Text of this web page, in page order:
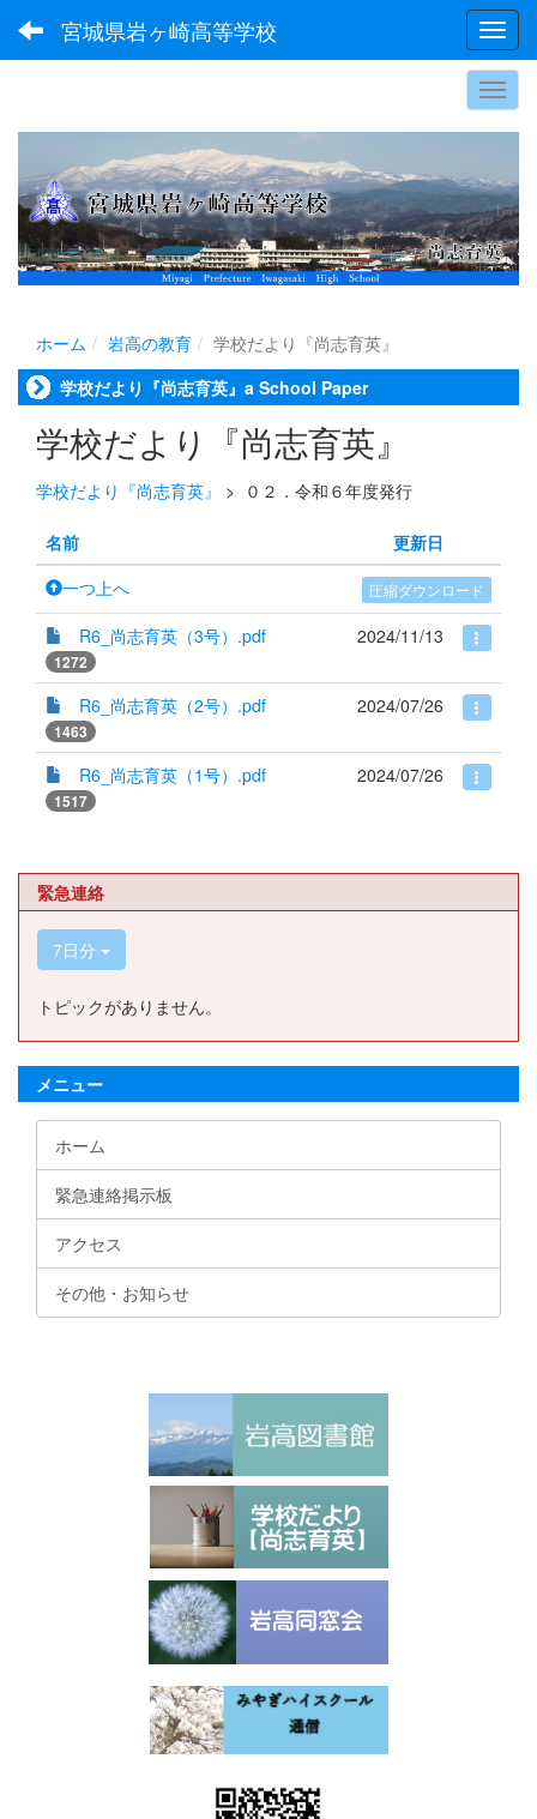
宮城県岩ヶ崎高等学校
ホーム 岩高の教育
学校だより『尚志育英』
学校だより『尚志育英』a School Paper
学校だより『尚志育英』
学校だより『尚志育英』 > ０２．令和６年度発行
名前
更新日
一つ上へ
圧縮ダウンロード
R6_尚志育英（3号）.pdf
1272
2024/11/13
R6_尚志育英（2号）.pdf
1463
2024/07/26
R6_尚志育英（1号）.pdf
1517
2024/07/26
緊急連絡
7日分
トピックがありません。
メニュー
ホーム
緊急連絡掲示板
アクセス
その他・お知らせ